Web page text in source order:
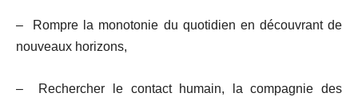
– Rompre la monotonie du quotidien en découvrant de
nouveaux horizons,
– Rechercher le contact humain, la compagnie des